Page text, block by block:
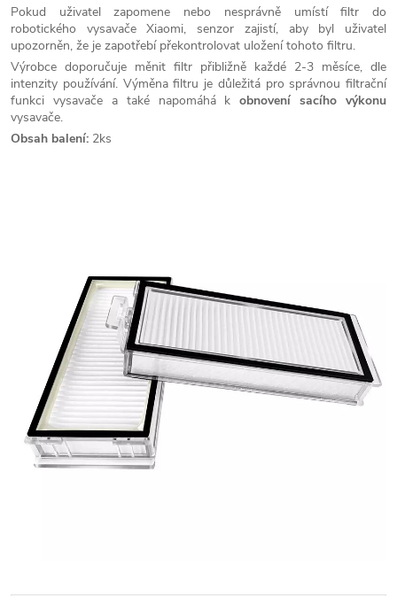
Pokud uživatel zapomene nebo nesprávně umístí filtr do
robotického vysavače Xiaomi, senzor zajistí, aby byl uživatel
upozorněn, že je zapotřebí překontrolovat uložení tohoto filtru.
Výrobce doporučuje měnit filtr přibližně každé 2-3 měsíce, dle
intenzity používání. Výměna filtru je důležitá pro správnou filtrační
funkci vysavače a také napomáhá kobnovení sacího výkonu
vysavače.
Obsah balení: 2ks